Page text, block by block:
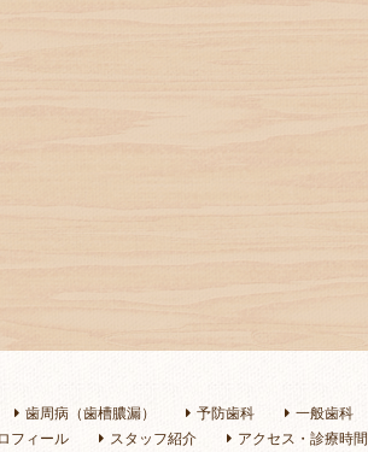
歯周病（歯槽膿漏） 予防歯科 一般歯科
フィール スタッフ紹介 アクセス・診療時間